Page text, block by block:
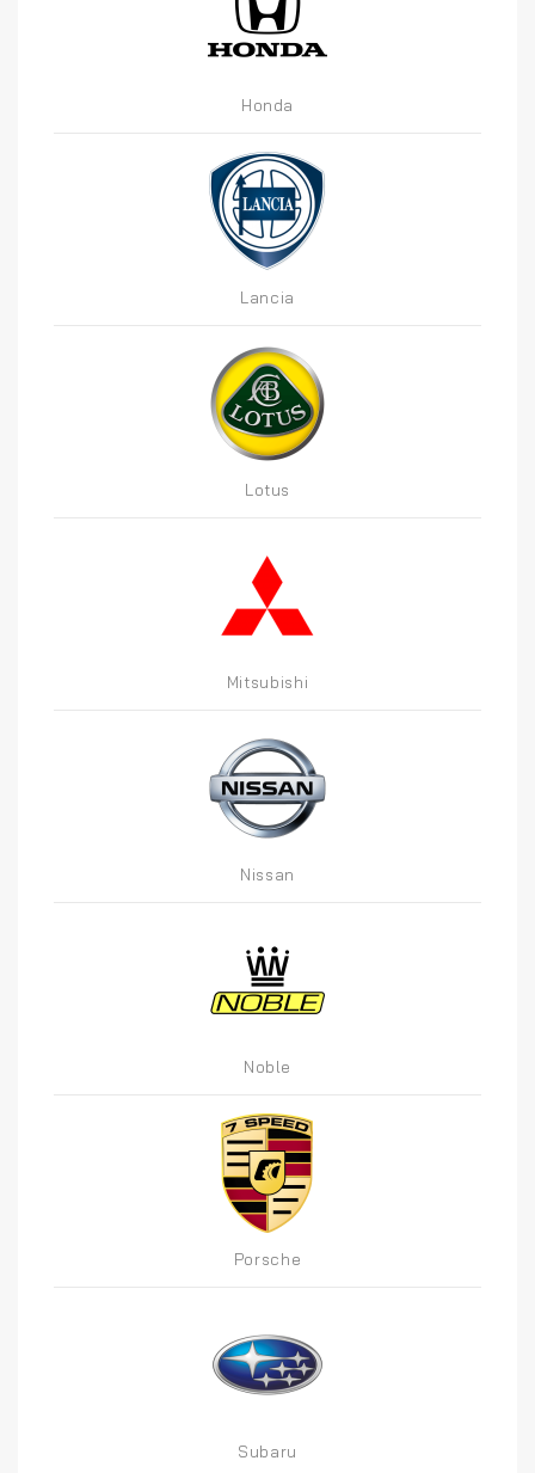
Honda
Lancia
Lotus
Mitsubishi
Nissan
Noble
Porsche
Subaru